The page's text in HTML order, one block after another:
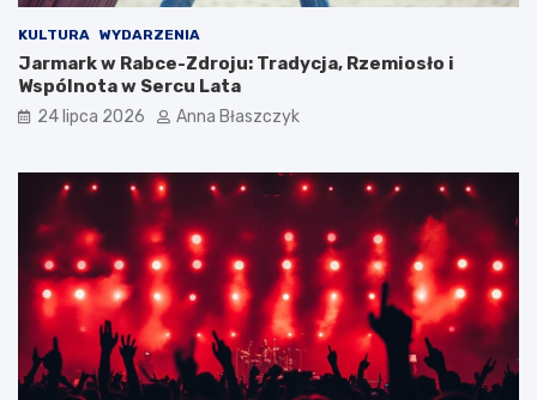
KULTURA WYDARZENIA
Jarmark w Rabce-Zdroju: Tradycja, Rzemiosło i
Wspólnota w Sercu Lata
24 lipca 2026 Anna Błaszczyk